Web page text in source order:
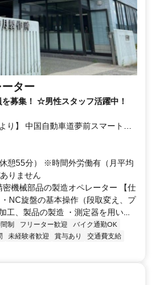
ター
精密機械部品の加工工場にて正社員を募集！ ☆男性スタッフ活躍中！
り】 中国自動車道夢前スマート
を夢前川沿いに南下 【姫路市内
北上 ☆マイカー通勤可（駐車場
憩55分） ※時間外労働有（月平均
りません
密機械部品の製造オペレーター 【仕
NC旋盤の基本操作（段取変え、プ
工、製品の製造 ・測定器を用い...
制 フリーター歓迎
バイク通勤OK
未経験者歓迎 賞与あり
交通費支給